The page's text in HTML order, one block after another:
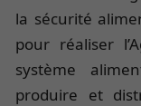
la sécurité
pour réaliser
système
produire et